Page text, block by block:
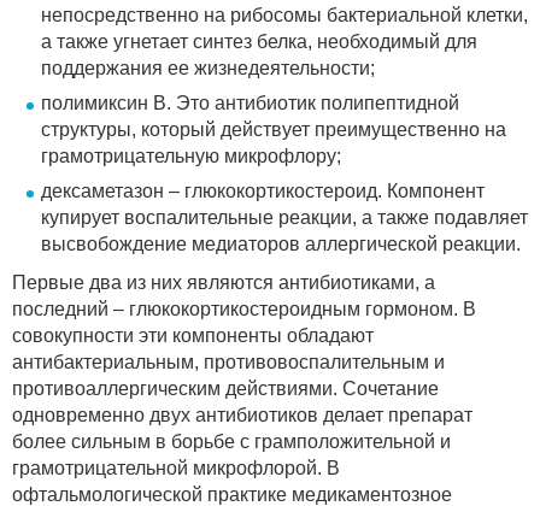
непосредственно на рибосомы бактериальной клетки,
а также угнетает синтез белка, необходимый для
поддержания ее жизнедеятельности;
полимиксин В. Это антибиотик полипептидной
структуры, который действует преимущественно на
грамотрицательную микрофлору;
дексаметазон – глюкокортикостероид. Компонент
купирует воспалительные реакции, а также подавляет
высвобождение медиаторов аллергической реакции.
Первые два из них являются антибиотиками, а
последний – глюкокортикостероидным гормоном. В
совокупности эти компоненты обладают
антибактериальным, противовоспалительным и
противоаллергическим действиями. Сочетание
одновременно двух антибиотиков делает препарат
более сильным в борьбе с грамположительной и
грамотрицательной микрофлорой. В
офтальмологической практике медикаментозное